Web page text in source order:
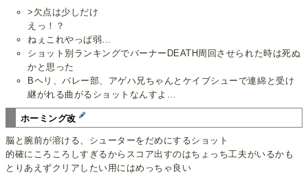
>欠点は少しだけ
えっ！？
ねぇこれやっぱ弱…
ショット別ランキングでバーナーDEATH周回させられた時は死ぬ
かと思った
Bヘリ、バレー部、アゲハ兄ちゃんとケイブシューで連綿と受け
継がれる曲がるショットなんすよ…
ホーミング改
脳と腕前が溶ける、シューターをだめにするショット
的確にころころしすぎるからスコア出すのはちょっち工夫がいるかも
とりあえずクリアしたい用にはめっちゃ良い